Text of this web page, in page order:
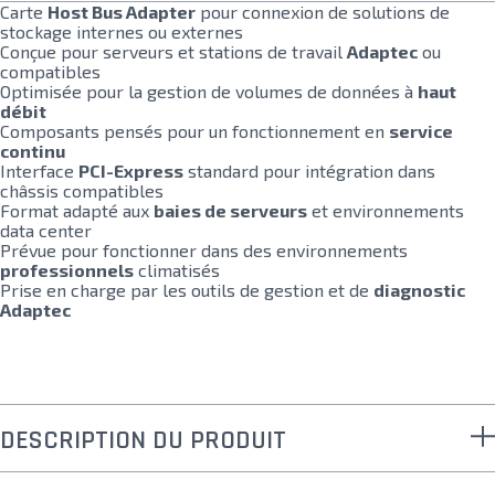
Carte Host Bus Adapter pour connexion de solutions de
stockage internes ou externes
Conçue pour serveurs et stations de travail Adaptec ou
compatibles
Optimisée pour la gestion de volumes de données à haut
débit
Composants pensés pour un fonctionnement en service
continu
Interface PCI-Express standard pour intégration dans
châssis compatibles
Format adapté aux baies de serveurs et environnements
data center
Prévue pour fonctionner dans des environnements
professionnels climatisés
Prise en charge par les outils de gestion et de diagnostic
Adaptec
DESCRIPTION DU PRODUIT